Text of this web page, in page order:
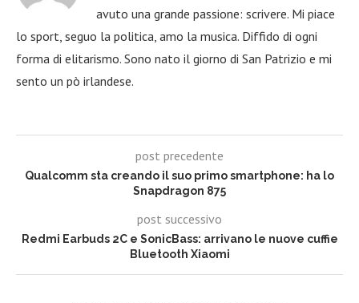
avuto una grande passione: scrivere. Mi piace
lo sport, seguo la politica, amo la musica. Diffido di ogni
forma di elitarismo. Sono nato il giorno di San Patrizio e mi
sento un pò irlandese.
post precedente
Qualcomm sta creando il suo primo smartphone: ha lo
Snapdragon 875
post successivo
Redmi Earbuds 2C e SonicBass: arrivano le nuove cuffie
Bluetooth Xiaomi